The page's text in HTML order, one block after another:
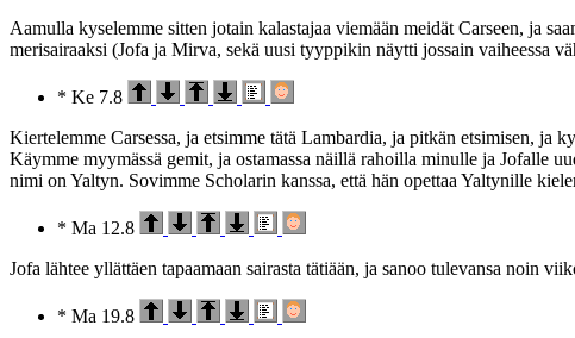
Aamulla kyselemme sitten jotain kalastajaa viemään meidät Carseen, ja
merisairaaksi (Jofa ja Mirva, sekä uusi tyyppikin näytti jossain vaiheessa
* Ke 7.8
Kiertelemme Carsessa, ja etsimme tätä Lambardia, ja pitkän etsimisen, ja
Käymme myymässä gemit, ja ostamassa näillä rahoilla minulle ja Jofalle
nimi on Yaltyn. Sovimme Scholarin kanssa, että hän opettaa Yaltynille
* Ma 12.8
Jofa lähtee yllättäen tapaamaan sairasta tätiään, ja sanoo tulevansa noin
* Ma 19.8